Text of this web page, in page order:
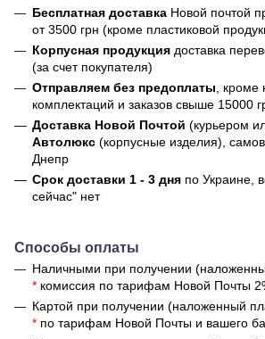
Бесплатная доставка Новой почтой
от 3500 грн (кроме пластиковой
Корпусная продукция доставка
(за счет покупателя)
Отправляем без предоплаты ,
комплектаций и заказов свыше 15000
Доставка Новой Почтой (курьером
Автолюкс (корпусные изделия),
Днепр
Срок доставки 1 - 3 дня по Украине,
сейчас" нет
Способы оплаты
Наличными при получении
* комиссия по тарифам Новой Почты
Картой при получении (наложенный
* по тарифам Новой Почты и вашего